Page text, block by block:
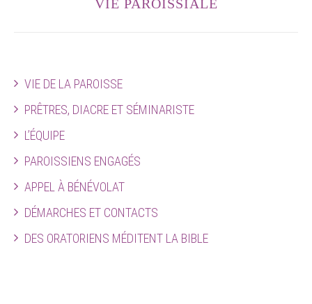
VIE PAROISSIALE
VIE DE LA PAROISSE
PRÊTRES, DIACRE ET SÉMINARISTE
L’ÉQUIPE
PAROISSIENS ENGAGÉS
APPEL À BÉNÉVOLAT
DÉMARCHES ET CONTACTS
DES ORATORIENS MÉDITENT LA BIBLE